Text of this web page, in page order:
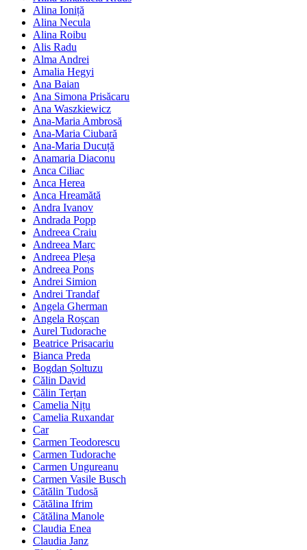
Alina Ioniță
Alina Necula
Alina Roibu
Alis Radu
Alma Andrei
Amalia Hegyi
Ana Baian
Ana Simona Prisăcaru
Ana Waszkiewicz
Ana-Maria Ambrosă
Ana-Maria Ciubară
Ana-Maria Ducuță
Anamaria Diaconu
Anca Ciliac
Anca Herea
Anca Hreamătă
Andra Ivanov
Andrada Popp
Andreea Craiu
Andreea Marc
Andreea Pleșa
Andreea Pons
Andrei Simion
Andrei Trandaf
Angela Gherman
Angela Roșcan
Aurel Tudorache
Beatrice Prisacariu
Bianca Preda
Bogdan Șoltuzu
Călin David
Călin Terțan
Camelia Nițu
Camelia Ruxandar
Car
Carmen Teodorescu
Carmen Tudorache
Carmen Ungureanu
Carmen Vasile Busch
Cătălin Tudosă
Cătălina Ifrim
Cătălina Manole
Claudia Enea
Claudia Janz